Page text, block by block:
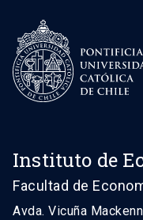
Instituto de
Facultad de
Avda. Vicuña